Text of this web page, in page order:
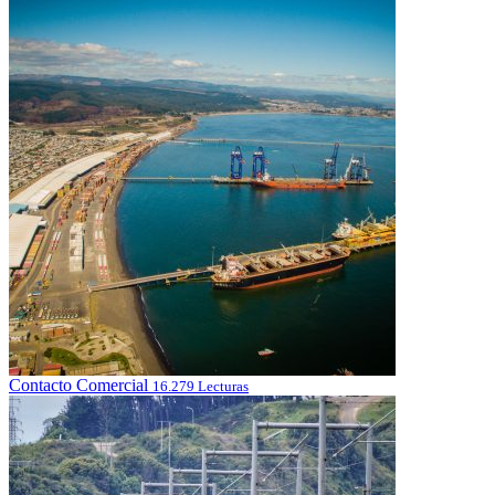
Contacto Comercial 16.279 Lecturas